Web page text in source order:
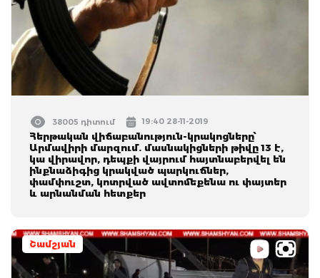
38005 դիտում 19:40 28-11-2019
Հերթական վիճաբանություն-կրակոցները՝
Արմավիրի մարզում. մասնակիցների թիվը 13 է,
կա վիրավոր, դեպքի վայրում հայտնաբերվել են
ինքնաձիգից կրակված պարկուճներ,
փամփուշտ, կոտրված ավտոմեքենա ու փայտեր
և արնանման հետքեր
Շամշյան